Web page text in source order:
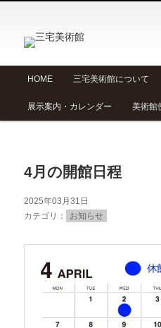
メ
メ
イ
コ
ン
テ
ン
サ
ブ
ン
テ
ン
ツ
HOME 三宅美術館について
展示案内・カレンダー 美術館
4月の開館日程
2025年03月31日
カテゴリ
お知らせ